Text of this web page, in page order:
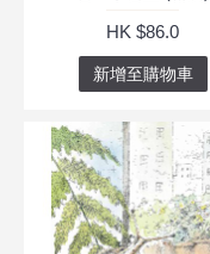
HK $86.0
新增至購物車